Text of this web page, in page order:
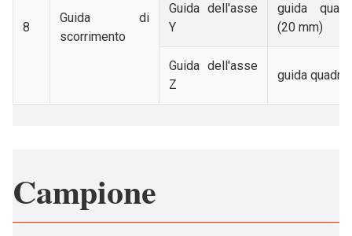
8
Guida di
scorrimento
Guida dell'asse
Y
guida
(20 mm)
Guida dell'asse
Z
guida
Campione